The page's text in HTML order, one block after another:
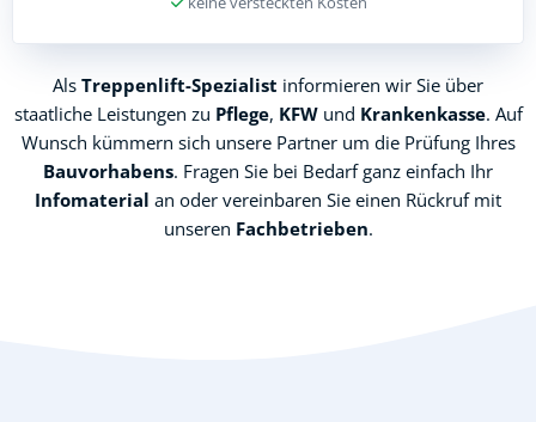
Als Treppenlift-Spezialist informieren wir Sie über
staatliche Leistungen zu Pflege, KFWund Krankenkasse. Auf
Wunsch kümmern sich unsere Partner um die Prüfung Ihres
Bauvorhabens. Fragen Sie bei Bedarf ganz einfach Ihr
Infomaterial an oder vereinbaren Sie einen Rückruf mit
unseren Fachbetrieben.